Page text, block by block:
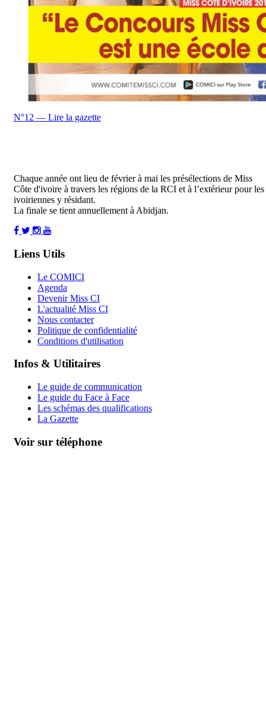
N°12 — Lire la gazette
Chaque année ont lieu de février à mai les présélections de Miss
Côte d'ivoire à travers les régions de la RCI et à l’extérieur pour les
ivoiriennes y résidant.
La finale se tient annuellement à Abidjan.
Liens Utils
Le COMICI
Agenda
Devenir Miss CI
L'actualité Miss CI
Nous contacter
Politique de confidentialité
Conditions d'utilisation
Infos & Utilitaires
Le guide de communication
Le guide du Face à Face
Les schémas des qualifications
La Gazette
Voir sur téléphone